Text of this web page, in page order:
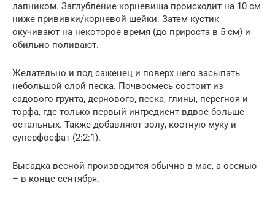
лапником. Заглубление корневища происходит на 10 см
ниже прививки/корневой шейки. Затем кустик
окучивают на некоторое время (до прироста в 5 см) и
обильно поливают.
Желательно и под саженец и поверх него засыпать
небольшой слой песка. Почвосмесь состоит из
садового грунта, дернового, песка, глины, перегноя и
торфа, где только первый ингредиент вдвое больше
остальных. Также добавляют золу, костную муку и
суперфосфат (2:2:1).
Высадка весной производится обычно в мае, а осенью
– в конце сентября.